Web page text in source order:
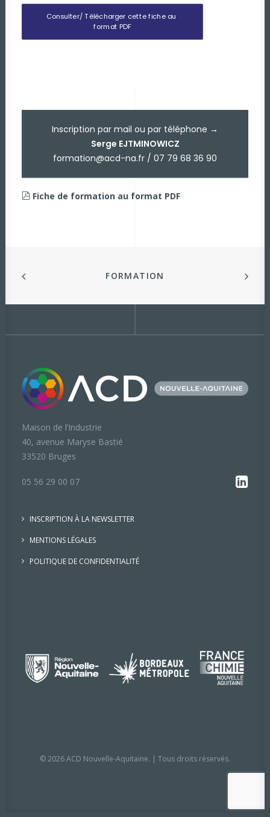
Consulter/ Télécharger cette fiche au
format PDF
Inscription par mail ou par téléphone →
Serge EJTMINOWICZ
formation@acd-na.fr / 07 79 68 36 90
Fiche de formation au format PDF
FORMATION
Maison de l’Industrie
40, avenue Maryse Bastié
33520 Bruges
05 56 29 00 07
INSCRIPTION À LA NEWSLETTER
MENTIONS LÉGALES
POLITIQUE DE CONFIDENTIALITÉ
© 2026 ACD Nouvelle-Aquitaine. | Tous droits réservés.